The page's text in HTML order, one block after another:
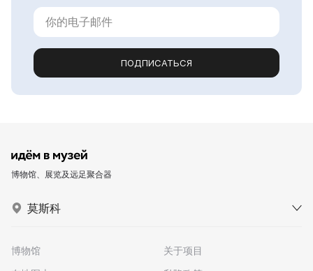
ПОДПИСАТЬСЯ
博物馆、展览及远足聚合器
莫斯科
博物馆
关于项目